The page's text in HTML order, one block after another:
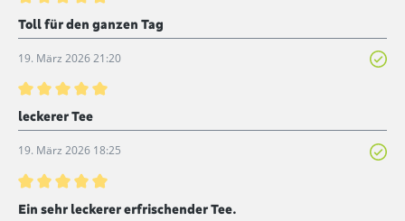
Bewertung mit 5 von 5 Sternen
Toll für den ganzen Tag
19. März 2026 21:20
Bewertung mit 5 von 5 Sternen
leckerer Tee
19. März 2026 18:25
Bewertung mit 5 von 5 Sternen
Ein sehr leckerer erfrischender Tee.